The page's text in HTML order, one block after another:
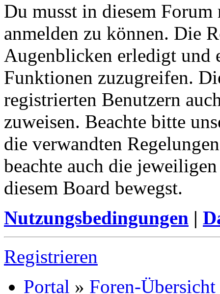
Du musst in diesem
anmelden zu können. Die
Augenblicken erledigt und
Funktionen zuzugreifen.
registrierten Benutzern
zuweisen. Beachte bitte
die verwandten
beachte auch die
diesem Board bewegst.
Nutzungsbedingungen |
Registrieren
Portal » Foren-Übersicht